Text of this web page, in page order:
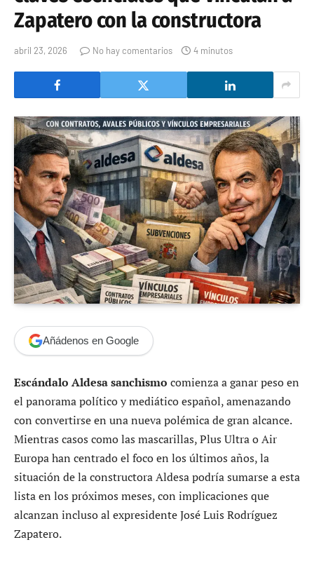
Zapatero con la constructora
abril 23, 2026 No hay comentarios 4 minutos
Añádenos en Google
Escándalo Aldesa sanchismo comienza a ganar peso en
el panorama político y mediático español, amenazando
con convertirse en una nueva polémica de gran alcance.
Mientras casos como las mascarillas, Plus Ultra o Air
Europa han centrado el foco en los últimos años, la
situación de la constructora Aldesa podría sumarse a esta
lista en los próximos meses, con implicaciones que
alcanzan incluso al expresidente José Luis Rodríguez
Zapatero.